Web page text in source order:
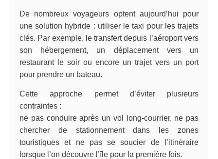
De nombreux voyageurs optent aujourd’hui pour
une solution hybride : utiliser le taxi pour les trajets
clés. Par exemple, le transfert depuis l’aéroport vers
son hébergement, un déplacement vers un
restaurant le soir ou encore un trajet vers un port
pour prendre un bateau.
Cette approche permet d’éviter plusieurs
contraintes :
ne pas conduire après un vol long-courrier, ne pas
chercher de stationnement dans les zones
touristiques et ne pas se soucier de l’itinéraire
lorsque l’on découvre l’île pour la première fois.